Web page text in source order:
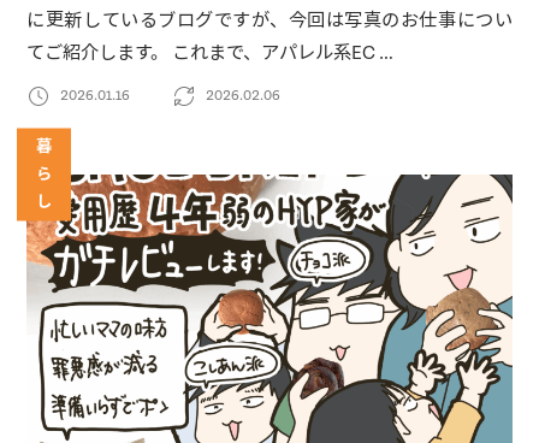
に更新しているブログですが、今回は写真のお仕事につい
てご紹介します。 これまで、アパレル系EC …
2026.01.16 2026.02.06
暮
ら
し